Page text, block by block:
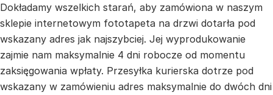
Dokładamy wszelkich starań, aby zamówiona w naszym
sklepie internetowym fototapeta na drzwi dotarła pod
wskazany adres jak najszybciej. Jej wyprodukowanie
zajmie nam maksymalnie 4 dni robocze od momentu
zaksięgowania wpłaty. Przesyłka kurierska dotrze pod
wskazany w zamówieniu adres maksymalnie do dwóch dni